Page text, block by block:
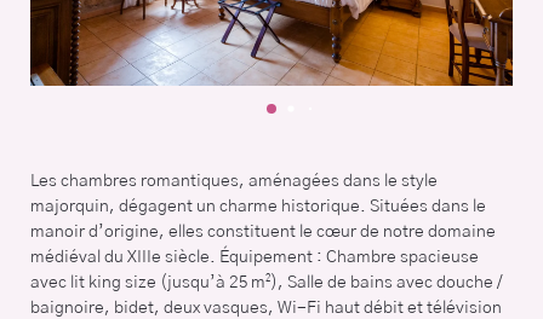
Les chambres romantiques, aménagées dans le style
majorquin, dégagent un charme historique. Situées dans le
manoir d’origine, elles constituent le cœur de notre domaine
médiéval du XIIIe siècle. Équipement : Chambre spacieuse
avec lit king size (jusqu’à 25 m²), Salle de bains avec douche /
baignoire, bidet, deux vasques, Wi-Fi haut débit et télévision